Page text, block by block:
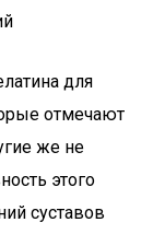
для
отмечают
же не
этого
суставов